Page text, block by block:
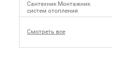
Сантехник Монтажник
систем отопления
Смотреть все